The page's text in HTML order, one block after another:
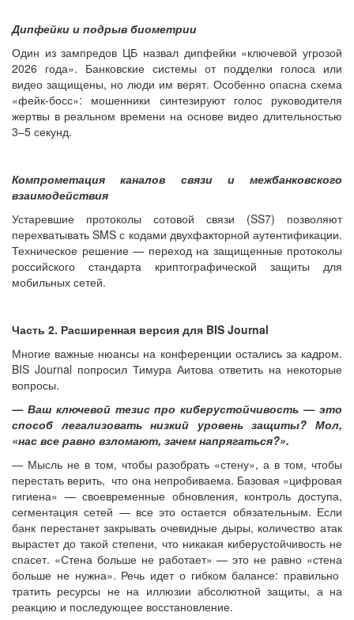
Дипфейки и подрыв биометрии
Один из зампредов ЦБ назвал дипфейки «ключевой угрозой
2026 года». Банковские системы от подделки голоса или
видео защищены, но люди им верят. Особенно опасна схема
«фейк-босс»: мошенники синтезируют голос руководителя
жертвы в реальном времени на основе видео длительностью
3–5 секунд.
Компрометация каналов связи и межбанковского
взаимодействия
Устаревшие протоколы сотовой связи (SS7) позволяют
перехватывать SMS с кодами двухфакторной аутентификации.
Техническое решение — переход на защищенные протоколы
российского стандарта криптографической защиты для
мобильных сетей.
Часть 2. Расширенная версия для BIS Journal
Многие важные нюансы на конференции остались за кадром.
BIS Journal попросил Тимура Аитова ответить на некоторые
вопросы.
— Ваш ключевой тезис про киберустойчивость — это
способ легализовать низкий уровень защиты? Мол,
«нас все равно взломают, зачем напрягаться?».
— Мысль не в том, чтобы разобрать «стену», а в том, чтобы
перестать верить, что она непробиваема. Базовая «цифровая
гигиена» — своевременные обновления, контроль доступа,
сегментация сетей — все это остается обязательным. Если
банк перестанет закрывать очевидные дыры, количество атак
вырастет до такой степени, что никакая киберустойчивость не
спасет. «Стена больше не работает» — это не равно «стена
больше не нужна». Речь идет о гибком балансе: правильно
тратить ресурсы не на иллюзии абсолютной защиты, а на
реакцию и последующее восстановление.